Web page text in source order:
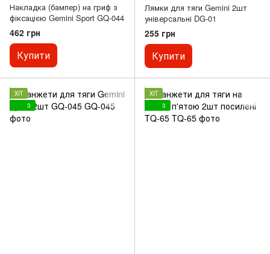
Накладка (бампер) на гриф з
фіксацією Gemini Sport GQ-044
462 грн
Купити
Лямки для тяги Gemini 2шт
універсальні DG-01
255 грн
Купити
ХІТ
3
ХІТ
3